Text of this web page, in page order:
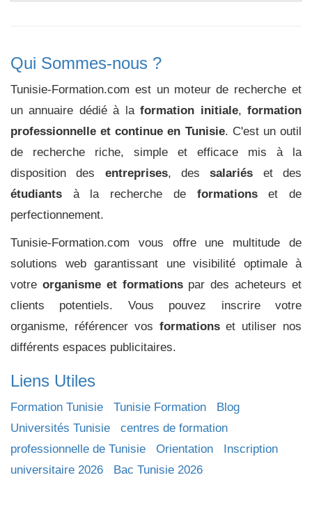
Qui Sommes-nous ?
Tunisie-Formation.com est un moteur de recherche et
un annuaire dédié à laformation initiale,formation
professionnelle et continue en Tunisie. C'est un outil
de recherche riche, simple et efficace mis à la
disposition des entreprises, dessalariés et des
étudiants à la recherche de formationset de
perfectionnement.
Tunisie-Formation.com vous offre une multitude de
solutions web garantissant une visibilité optimale à
votre organisme et formationspar des acheteurs et
clients potentiels. Vous pouvez inscrire votre
organisme, référencer vos formationset utiliser nos
différents espaces publicitaires.
Liens Utiles
Formation Tunisie Tunisie Formation
Blog
Universités Tunisie
centres de formation
professionnelle de Tunisie
Orientation
Inscription
universitaire 2026
Bac Tunisie 2026